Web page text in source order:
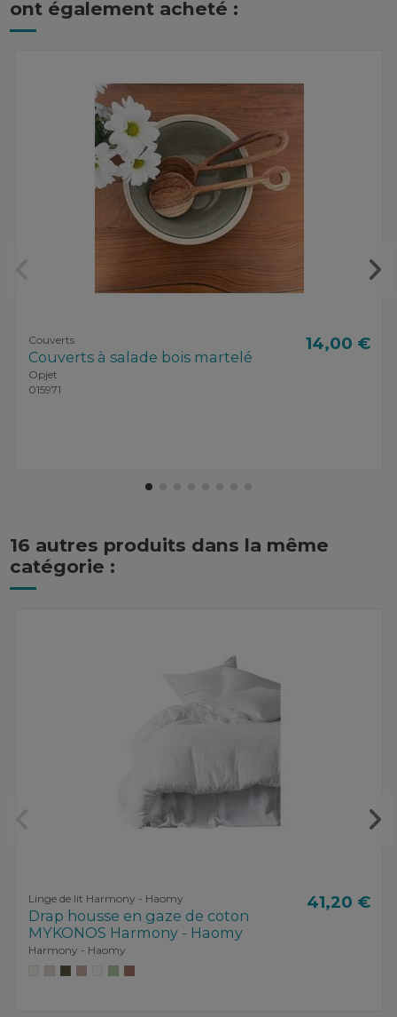
ont également acheté :
Couverts
Couverts à salade bois martelé
Opjet
015971
14,00 €
16 autres produits dans la même
catégorie :
Linge de lit Harmony - Haomy
Drap housse en gaze de coton
MYKONOS Harmony - Haomy
Harmony - Haomy
41,20 €